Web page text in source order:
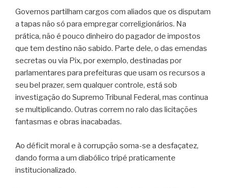
Governos partilham cargos com aliados que os disputam
a tapas não só para empregar correligionários. Na
prática, não é pouco dinheiro do pagador de impostos
que tem destino não sabido. Parte dele, o das emendas
secretas ou via Pix, por exemplo, destinadas por
parlamentares para prefeituras que usam os recursos a
seu bel prazer, sem qualquer controle, está sob
investigação do Supremo Tribunal Federal, mas continua
se multiplicando. Outras correm no ralo das licitações
fantasmas e obras inacabadas.
Ao déficit moral e à corrupção soma-se a desfaçatez,
dando forma a um diabólico tripé praticamente
institucionalizado.